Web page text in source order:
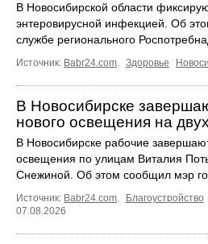
В Новосибирской области
энтеровирусной инфекцией. Об
службе регионального
Источник: Babr24.com. Здоровье
В Новосибирске
нового освещения на
В Новосибирске рабочие
освещения по улицам Виталия
Снежиной. Об этом сообщил мэр
Источник: Babr24.com. Благоустройство
07.08.2026